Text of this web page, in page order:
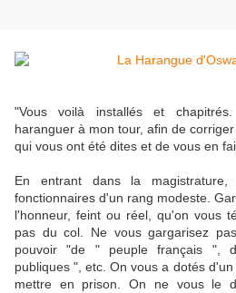
"Vous voilà installés et
haranguer à mon tour, afin de
qui vous ont été dites et de vous en
En entrant dans la
fonctionnaires d'un rang modeste.
l'honneur, feint ou réel, qu'on vous
pas du col. Ne vous gargarisez
pouvoir "de " peuple français ",
publiques ", etc. On vous a dotés
mettre en prison. On ne vous le